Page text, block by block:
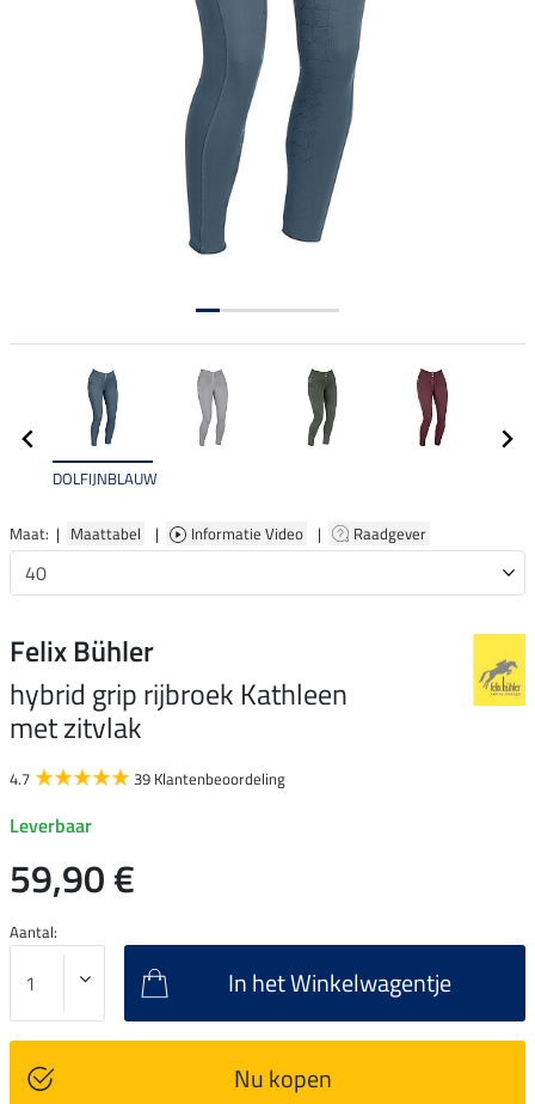
DOLFIJNBLAUW
Maat: | Maattabel | Informatie Video | Raadgever
Felix Bühler
hybrid grip rijbroek Kathleen
met zitvlak
4.7 39 Klantenbeoordeling
Leverbaar
59,90 €
Aantal:
In het Winkelwagentje
Nu kopen